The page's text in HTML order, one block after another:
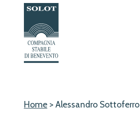
contenuto
Home>Alessandro Sottoferro